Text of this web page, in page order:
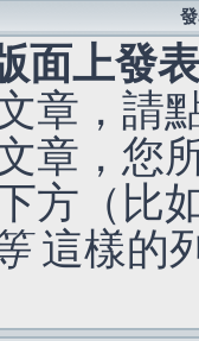
面上發
章，請
章，您
方（比
這樣的